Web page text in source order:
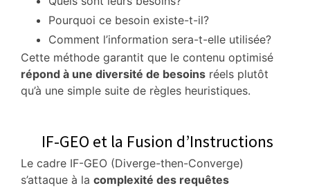
Pourquoi ce besoin existe-t-il?
Comment l’information sera-t-elle utilisée?
Cette méthode garantit que le contenu optimisé
répond à une diversité de besoins réels plutôt
qu’à une simple suite de règles heuristiques.
IF-GEO et la Fusion d’Instructions
Le cadre IF-GEO (Diverge-then-Converge)
s’attaque à la complexité des requêtes